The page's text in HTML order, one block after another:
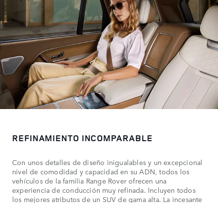
REFINAMIENTO INCOMPARABLE
Con unos detalles de diseño inigualables y un excepcional
nivel de comodidad y capacidad en su ADN, todos los
vehículos de la familia Range Rover ofrecen una
experiencia de conducción muy refinada. Incluyen todos
los mejores atributos de un SUV de gama alta. La incesante